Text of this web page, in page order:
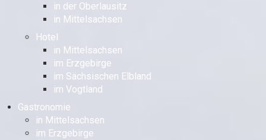
in der Oberlausitz
in Mittelsachsen
Hotel
in Mittelsachsen
im Erzgebirge
im Sächsischen Elbland
im Vogtland
Gastronomie
in Mittelsachsen
im Erzgebirge